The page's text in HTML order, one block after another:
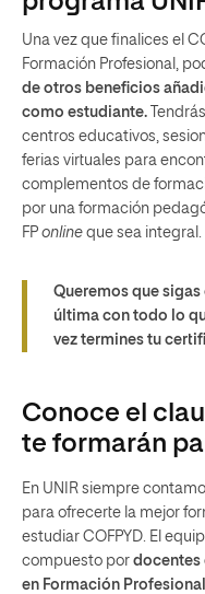
Una vez que finalices el
Formación Profesional,
de otros beneficios
como estudiante.
centros educativos,
ferias virtuales para
complementos de
por una formación
FP online que sea integral.
Queremos que
última con todo lo
vez termines tu
Conoce el
te formarán
En UNIR siempre
para ofrecerte la mejor
estudiar COFPYD. El
compuesto por docentes
en Formación